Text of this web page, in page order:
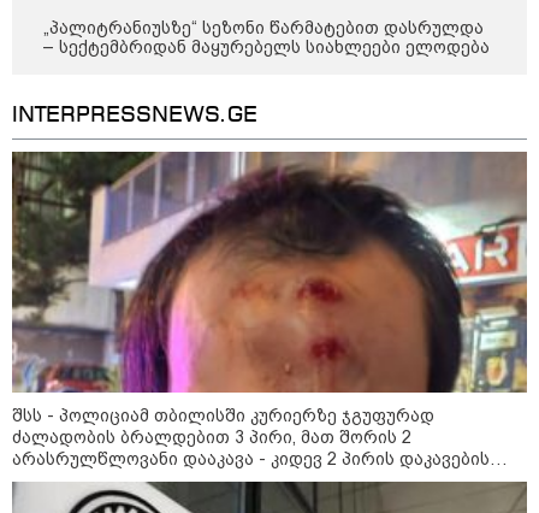
მაგრამ ნამდვილად არ
ეკუთვნის წიხლი ივანიშვილის
მიხეილ სააკაშვილი
16:22 / 08-08-2026
"აი, ეს არის სამშობლოს
ღალატი" - როგორ ეხმაურება
ნიკა გვარამია აგვისტოს ომთან
დაკავშირებით ირაკლი
კობახიძის განცხადებას?
კატეგორიის ყველა სიახლე
„გადავწყვიტეთ, უკვე
„პალიტრანიუსზე“ სეზონი წარმატებით დასრულდა
– სექტემბრიდან მაყურებელს სიახლეები ელოდება
INTERPRESSNEWS.GE
შსს - პოლიციამ თბილისში კურიერზე ჯგუფურად
ძალადობის ბრალდებით 3 პირი, მათ შორის 2
არასრულწლოვანი დააკავა - კიდევ 2 პირის დაკავების
მიზნით კი შესაბამისი ღონისძიებები ტარდება